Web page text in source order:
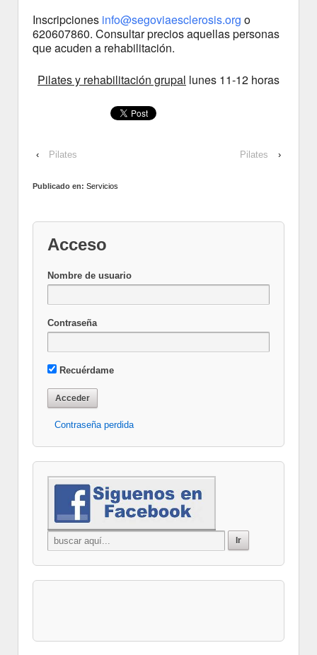
Inscripciones info@segoviaesclerosis.org o
620607860. Consultar precios aquellas personas
que acuden a rehabilitación.
Pilates y rehabilitación grupal lunes 11-12 horas
‹ Pilates Pilates ›
Publicado en: Servicios
Acceso
Nombre de usuario
Contraseña
Recuérdame
Contraseña perdida